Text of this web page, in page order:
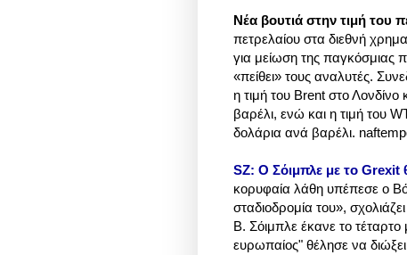
Νέα βουτιά στην τιμή του
πετρελαίου στα διεθνή
για μείωση της παγκόσμιας
«πείθει» τους αναλυτές.
η τιμή του Brent στο
βαρέλι, ενώ και η τιμή του
δολάρια ανά βαρέλι.
SZ: Ο Σόιμπλε με το Grexit
κορυφαία λάθη υπέπεσε ο
σταδιοδρομία του»,
Β. Σόιμπλε έκανε το
ευρωπαίος" θέλησε να